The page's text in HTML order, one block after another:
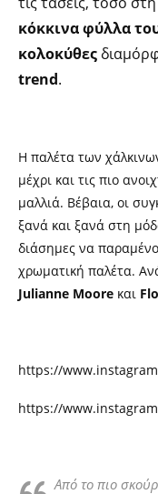
κόκκινα φύλλα
κολοκύθες
trend.
Η παλέτα των
μέχρι και τις πιο
μαλλιά. Βέβαια, οι
ξανά και ξανά στη
διάσημες να
χρωματική παλέτα.
Julianne Moore και
https://
https://
Από το πιο